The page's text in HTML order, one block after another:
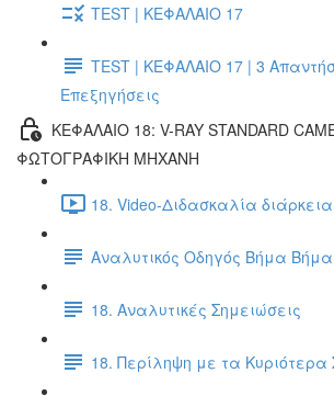
TEST | ΚΕΦΑΛΑΙΟ 17
TEST | ΚΕΦΑΛΑΙΟ 17 | 3
Επεξηγήσεις
ΚΕΦΑΛΑΙΟ 18: V-RAY STANDARD
ΦΩΤΟΓΡΑΦΙΚΗ ΜΗΧΑΝΗ
18. Video-Διδασκαλία
Αναλυτικός Οδηγός Βήμα Βήμα
18. Αναλυτικές Σημειώσεις
18. Περίληψη με τα Κυριότερα